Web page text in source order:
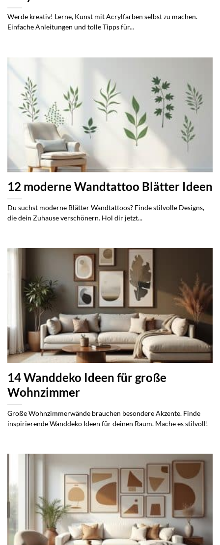
Werde kreativ! Lerne, Kunst mit Acrylfarben selbst zu machen.
Einfache Anleitungen und tolle Tipps für...
12 moderne Wandtattoo Blätter Ideen
Du suchst moderne Blätter Wandtattoos? Finde stilvolle Designs,
die dein Zuhause verschönern. Hol dir jetzt...
14 Wanddeko Ideen für große
Wohnzimmer
Große Wohnzimmerwände brauchen besondere Akzente. Finde
inspirierende Wanddeko Ideen für deinen Raum. Mache es stilvoll!